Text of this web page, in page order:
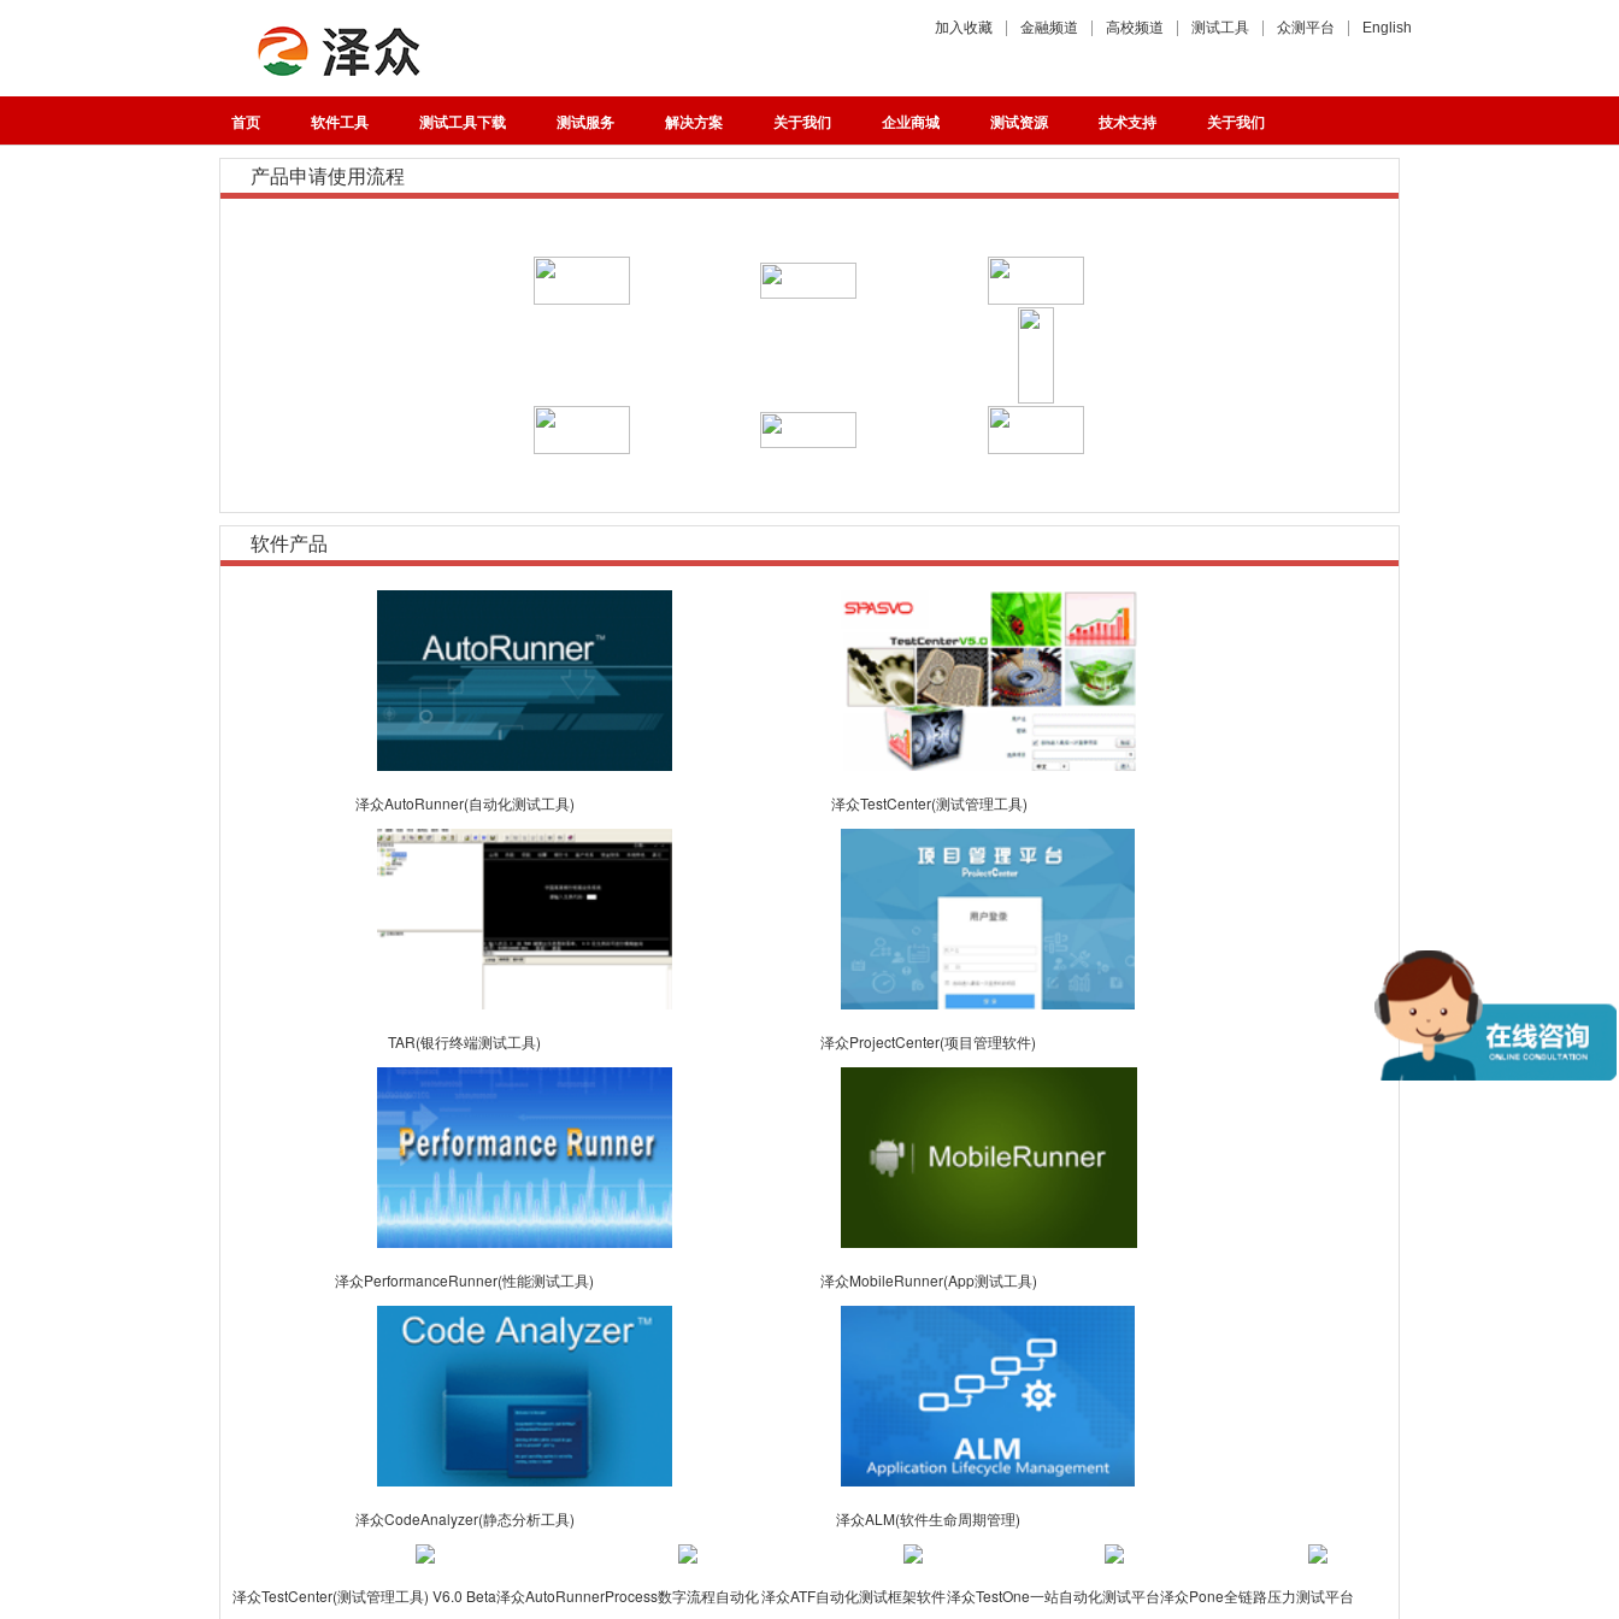
加入收藏 金融频道 高校频道 测试工具 众测平台 English
首页 软件工具 测试工具下载 测试服务 解决方案 关于我们 企业商城 测试资源 技术支持 关于我们
关注SPASVO
产品申请使用流程
软件产品
泽众AutoRunner(自动化测试工具) 泽众TestCenter(测试管理工具)
TAR(银行终端测试工具) 泽众ProjectCenter(项目管理软件)
泽众PerformanceRunner(性能测试工具) 泽众MobileRunner(App测试工具)
泽众CodeAnalyzer(静态分析工具) 泽众ALM(软件生命周期管理)
泽众TestCenter(测试管理工具) V6.0 Beta泽众AutoRunnerProcess数字流程自动化泽众ATF自动化测试框架软件泽众TestOne一站自动化测试平台泽众Pone全链路压力测试平台